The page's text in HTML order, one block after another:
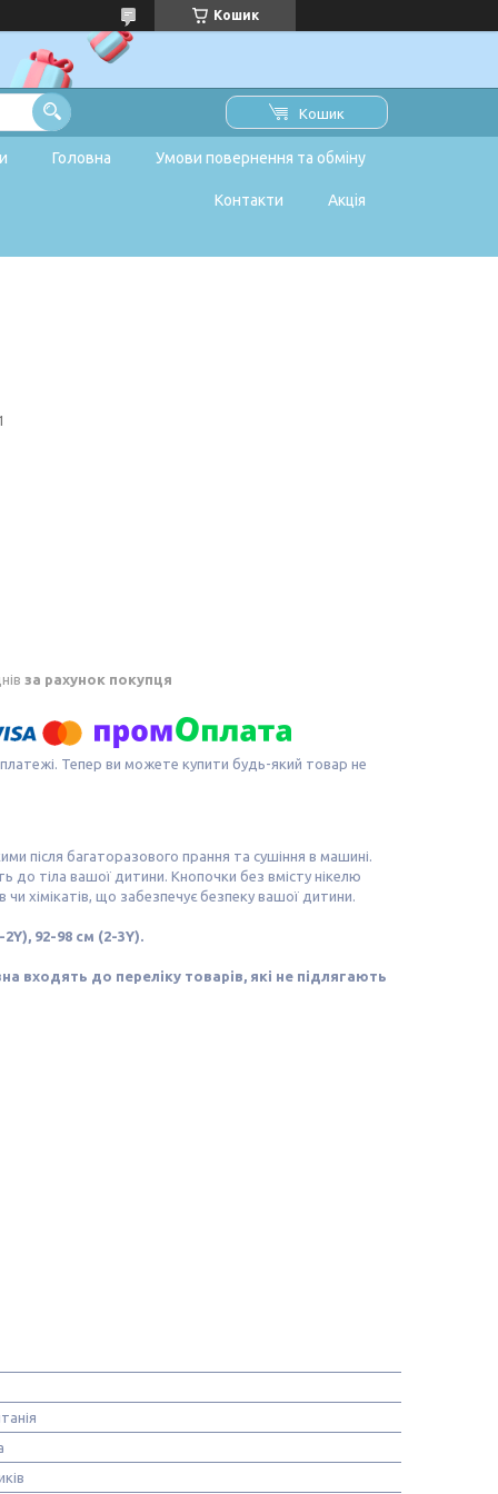
Кошик
Кошик
Головна Умови повернення та обміну
Контакти Акція
за рахунок покупця
платежі. Тепер ви можете купити будь-який товар не
після багаторазового прання та сушіння в машині.
до тіла вашої дитини. Кнопочки без вмісту нікелю
чи хімікатів, що забезпечує безпеку вашої дитини.
92-98 см (2-3Y).
входять до переліку товарів, які не підлягають